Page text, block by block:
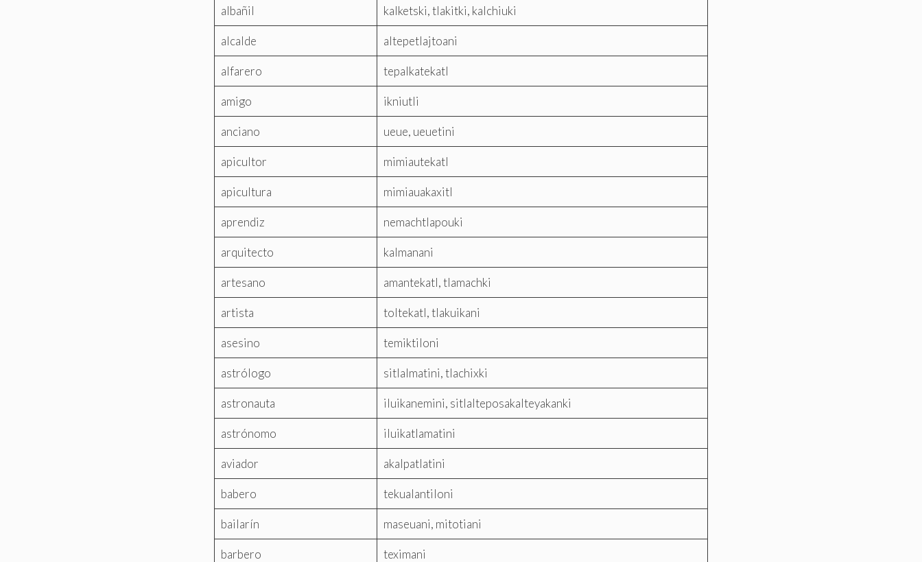
albañil kalketski, tlakitki, kalchiuki
alcalde altepetlajtoani
alfarero tepalkatekatl
amigo ikniutli
anciano ueue, ueuetini
apicultor mimiautekatl
apicultura mimiauakaxitl
aprendiz nemachtlapouki
arquitecto kalmanani
artesano amantekatl, tlamachki
artista toltekatl, tlakuikani
asesino temiktiloni
astrólogo sitlalmatini, tlachixki
astronauta iluikanemini, sitlalteposakalteyakanki
astrónomo iluikatlamatini
aviador akalpatlatini
babero tekualantiloni
bailarín maseuani, mitotiani
barbero teximani